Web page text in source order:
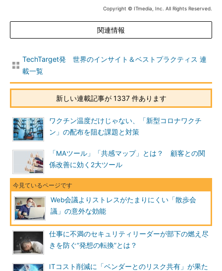
Copyright © ITmedia, Inc. All Rights Reserved.
関連情報
TechTarget発 世界のインサイト＆ベストプラクティス 連
載一覧
新しい連載記事が 1337 件あります
ワクチン温度だけじゃない、「新型コロナワクチ
ン」の配布を阻む課題と対策
「MAツール」「共感マップ」とは？ 顧客との関
係改善に効く2大ツール
Web会議よりストレスがたまりにくい「散歩会
議」の意外な効能
仕事に不満のセキュリティリーダーが部下の燃え尽
きを防ぐ“発想の転換”とは？
ITコスト削減に「ベンダーとのリスク共有」が果た